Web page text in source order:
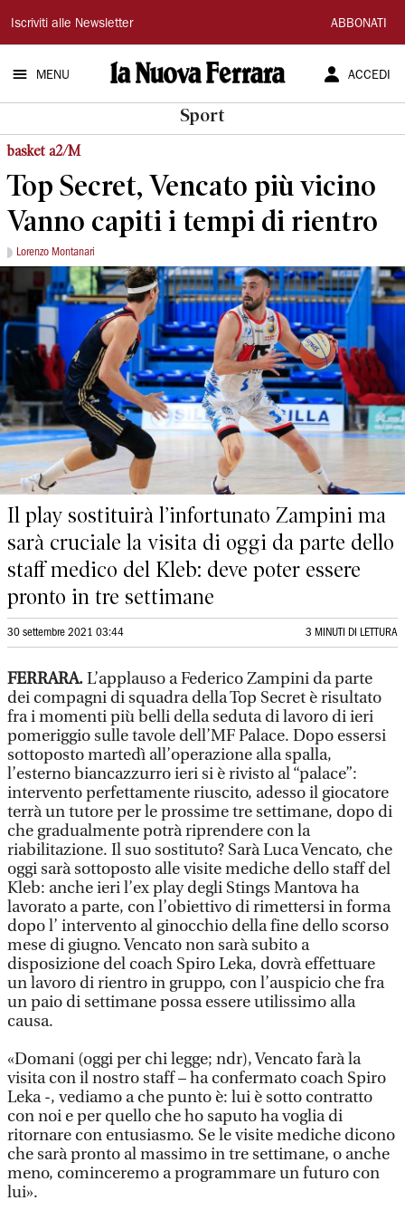
La
Nuova
Ferrara
Iscriviti alle Newsletter ABBONATI
MENU ACCEDI
Sport
basket a2/M
Top Secret, Vencato più vicino
Vanno capiti i tempi di rientro
Lorenzo Montanari
Il play sostituirà l’infortunato Zampini ma
sarà cruciale la visita di oggi da parte dello
staff medico del Kleb: deve poter essere
pronto in tre settimane
30 settembre 2021 03:44 3 MINUTI DI LETTURA
FERRARA.L’applauso a Federico Zampini da parte
dei compagni di squadra della Top Secret è risultato
fra i momenti più belli della seduta di lavoro di ieri
pomeriggio sulle tavole dell’MF Palace. Dopo essersi
sottoposto martedì all’operazione alla spalla,
l’esterno biancazzurro ieri si è rivisto al “palace”:
intervento perfettamente riuscito, adesso il giocatore
terrà un tutore per le prossime tre settimane, dopo di
che gradualmente potrà riprendere con la
riabilitazione. Il suo sostituto? Sarà Luca Vencato, che
oggi sarà sottoposto alle visite mediche dello staff del
Kleb: anche ieri l’ex play degli Stings Mantova ha
lavorato a parte, con l’obiettivo di rimettersi in forma
dopo l’ intervento al ginocchio della fine dello scorso
mese di giugno. Vencato non sarà subito a
disposizione del coach Spiro Leka, dovrà effettuare
un lavoro di rientro in gruppo, con l’auspicio che fra
un paio di settimane possa essere utilissimo alla
causa.
«Domani (oggi per chi legge; ndr), Vencato farà la
visita con il nostro staff – ha confermato coach Spiro
Leka -, vediamo a che punto è: lui è sotto contratto
con noi e per quello che ho saputo ha voglia di
ritornare con entusiasmo. Se le visite mediche dicono
che sarà pronto al massimo in tre settimane, o anche
meno, cominceremo a programmare un futuro con
lui».